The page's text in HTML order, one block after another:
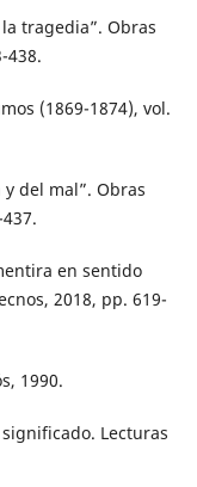
tragedia”. Obras
438.
(1869-1874), vol.
del mal”. Obras
en sentido
2018, pp. 619-
1990.
Lecturas